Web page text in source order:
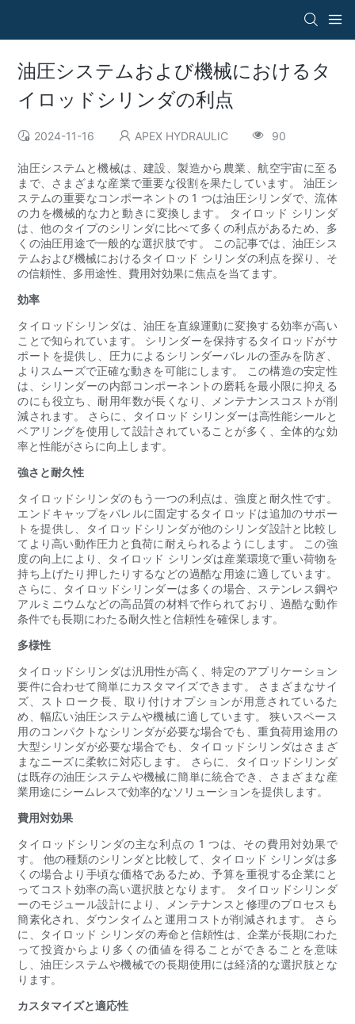
油圧システムおよび機械におけるタ
イロッドシリンダの利点
2024-11-16 APEX HYDRAULIC 90
油圧システムと機械は、建設、製造から農業、航空宇宙に至る
まで、さまざまな産業で重要な役割を果たしています。 油圧シ
ステムの重要なコンポーネントの 1 つは油圧シリンダで、流体
の力を機械的な力と動きに変換します。 タイロッド シリンダ
は、他のタイプのシリンダに比べて多くの利点があるため、多
くの油圧用途で一般的な選択肢です。 この記事では、油圧シス
テムおよび機械におけるタイロッド シリンダの利点を探り、そ
の信頼性、多用途性、費用対効果に焦点を当てます。
効率
タイロッドシリンダは、油圧を直線運動に変換する効率が高い
ことで知られています。 シリンダーを保持するタイロッドがサ
ポートを提供し、圧力によるシリンダーバレルの歪みを防ぎ、
よりスムーズで正確な動きを可能にします。 この構造の安定性
は、シリンダーの内部コンポーネントの磨耗を最小限に抑える
のにも役立ち、耐用年数が長くなり、メンテナンスコストが削
減されます。 さらに、タイロッド シリンダーは高性能シールと
ベアリングを使用して設計されていることが多く、全体的な効
率と性能がさらに向上します。
強さと耐久性
タイロッドシリンダのもう一つの利点は、強度と耐久性です。
エンドキャップをバレルに固定するタイロッドは追加のサポー
トを提供し、タイロッドシリンダが他のシリンダ設計と比較し
てより高い動作圧力と負荷に耐えられるようにします。 この強
度の向上により、タイロッド シリンダは産業環境で重い荷物を
持ち上げたり押したりするなどの過酷な用途に適しています。
さらに、タイロッドシリンダーは多くの場合、ステンレス鋼や
アルミニウムなどの高品質の材料で作られており、過酷な動作
条件でも長期にわたる耐久性と信頼性を確保します。
多様性
タイロッドシリンダは汎用性が高く、特定のアプリケーション
要件に合わせて簡単にカスタマイズできます。 さまざまなサイ
ズ、ストローク長、取り付けオプションが用意されているた
め、幅広い油圧システムや機械に適しています。 狭いスペース
用のコンパクトなシリンダが必要な場合でも、重負荷用途用の
大型シリンダが必要な場合でも、タイロッドシリンダはさまざ
まなニーズに柔軟に対応します。 さらに、タイロッドシリンダ
は既存の油圧システムや機械に簡単に統合でき、さまざまな産
業用途にシームレスで効率的なソリューションを提供します。
費用対効果
タイロッドシリンダの主な利点の 1 つは、その費用対効果で
す。 他の種類のシリンダと比較して、タイロッド シリンダは多
くの場合より手頃な価格であるため、予算を重視する企業にと
ってコスト効率の高い選択肢となります。 タイロッドシリンダ
ーのモジュール設計により、メンテナンスと修理のプロセスも
簡素化され、ダウンタイムと運用コストが削減されます。 さら
に、タイロッド シリンダの寿命と信頼性は、企業が長期にわた
って投資からより多くの価値を得ることができることを意味
し、油圧システムや機械での長期使用には経済的な選択肢とな
ります。
カスタマイズと適応性